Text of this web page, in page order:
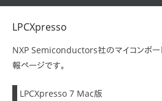
LPCXpresso
NXP Semiconductors社のマイコンボー
報ページです。
LPCXpresso 7 Mac版